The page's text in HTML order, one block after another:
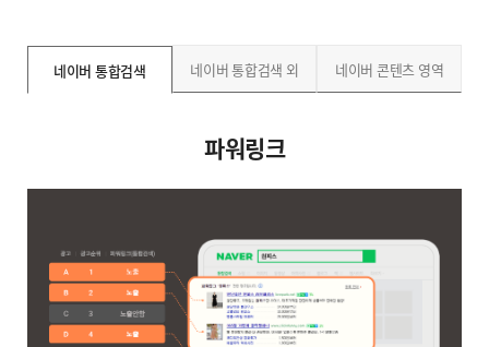
네이버 통합검색 네이버 통합검색 외 네이버 콘텐츠 영역
파워링크